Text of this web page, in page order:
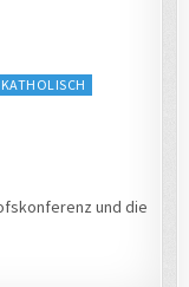
KATHOLISCH
und die